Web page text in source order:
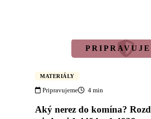
MATERIÁLY
Pripravujeme 4 min
Aký nerez do komína?